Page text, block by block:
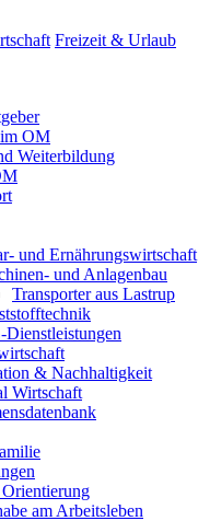
Freizeit & Urlaub
OM
Weiterbildung
und Ernährungswirtschaft
und Anlagenbau
Transporter aus Lastrup
& Nachhaltigkeit
Wirtschaft
am Arbeitsleben